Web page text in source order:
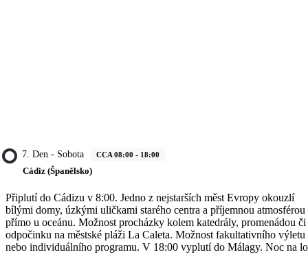
7. Den - Sobota CCA 08:00 - 18:00
Cádiz (Španělsko)
Připlutí do Cádizu v 8:00. Jedno z nejstarších měst Evropy okouzlí
bílými domy, úzkými uličkami starého centra a příjemnou atmosférou
přímo u oceánu. Možnost procházky kolem katedrály, promenádou či
odpočinku na městské pláži La Caleta. Možnost fakultativního výletu
nebo individuálního programu. V 18:00 vyplutí do Málagy. Noc na